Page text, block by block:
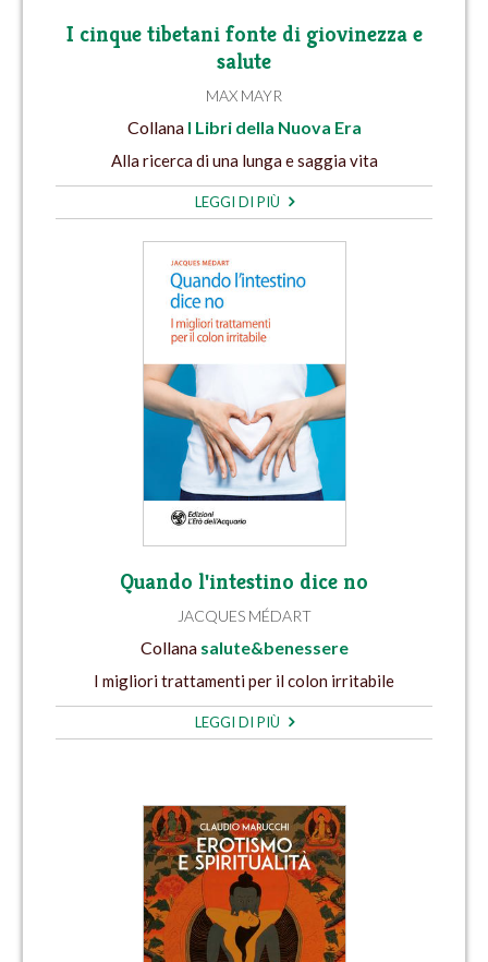
I cinque tibetani fonte di giovinezza e
salute
MAX MAYR
Collana I Libri della Nuova Era
Alla ricerca di una lunga e saggia vita
LEGGI DI PIÙ
Quando l'intestino dice no
JACQUES MÉDART
Collana salute&benessere
I migliori trattamenti per il colon irritabile
LEGGI DI PIÙ